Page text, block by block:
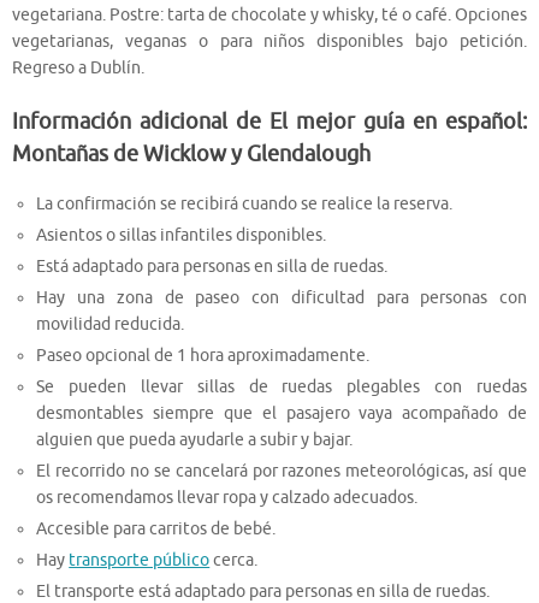
vegetariana. Postre: tarta de chocolate y whisky, té o café. Opciones
vegetarianas, veganas o para niños disponibles bajo petición.
Regreso a Dublín.
Información adicional de El mejor guía en español:
Montañas de Wicklow y Glendalough
La confirmación se recibirá cuando se realice la reserva.
Asientos o sillas infantiles disponibles.
Está adaptado para personas en silla de ruedas.
Hay una zona de paseo con dificultad para personas con
movilidad reducida.
Paseo opcional de 1 hora aproximadamente.
Se pueden llevar sillas de ruedas plegables con ruedas
desmontables siempre que el pasajero vaya acompañado de
alguien que pueda ayudarle a subir y bajar.
El recorrido no se cancelará por razones meteorológicas, así que
os recomendamos llevar ropa y calzado adecuados.
Accesible para carritos de bebé.
Hay transporte públicocerca.
El transporte está adaptado para personas en silla de ruedas.